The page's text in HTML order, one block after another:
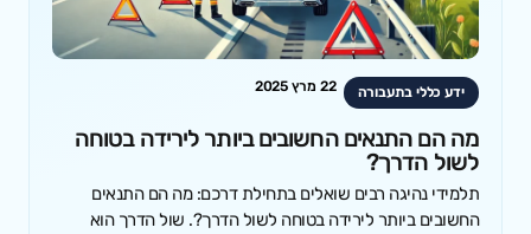
ידע כללי בתעבורה 22 מרץ 2025
מה הם התנאים החשובים ביותר לירידה בטוחה
לשול הדרך?
תלמידי נהיגה רבים שואלים בתחילת דרכם: מה הם התנאים
החשובים ביותר לירידה בטוחה לשול הדרך?. שול הדרך הוא